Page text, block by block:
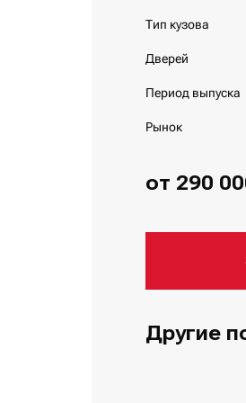
Тип кузова
Дверей
Период выпуска
Рынок
от 290
Другие